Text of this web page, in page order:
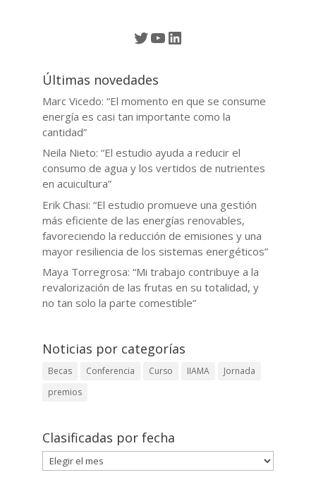
Twitter
YouTube
LinkedIn
Últimas novedades
Marc Vicedo: “El momento en que se consume
energía es casi tan importante como la
cantidad”
Neila Nieto: “El estudio ayuda a reducir el
consumo de agua y los vertidos de nutrientes
en acuicultura”
Erik Chasi: “El estudio promueve una gestión
más eficiente de las energías renovables,
favoreciendo la reducción de emisiones y una
mayor resiliencia de los sistemas energéticos”
Maya Torregrosa: “Mi trabajo contribuye a la
revalorización de las frutas en su totalidad, y
no tan solo la parte comestible”
Noticias por categorías
Becas Conferencia Curso IIAMA
Jornada
premios
Clasificadas por fecha
Clasificadas
por